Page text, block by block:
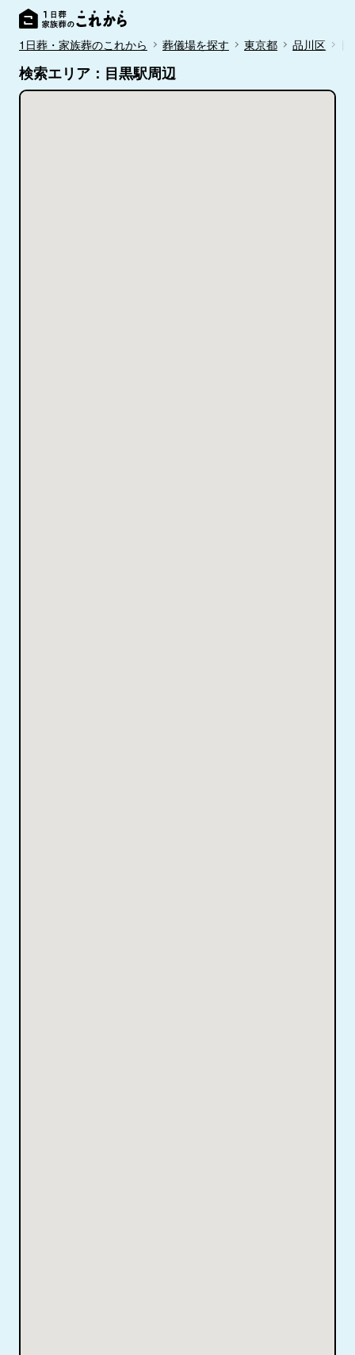
1日葬・家族葬のこれから 葬儀場を探す 東京都 品川区
検索エリア：目黒駅周辺